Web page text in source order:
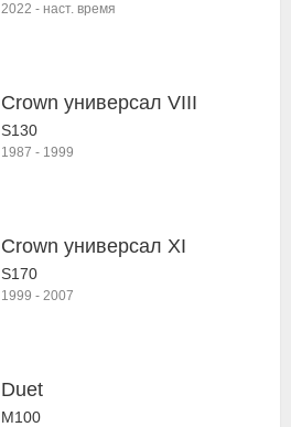
2022 - наст. время
Crown универсал VIII
S130
1987 - 1999
Crown универсал XI
S170
1999 - 2007
Duet
M100